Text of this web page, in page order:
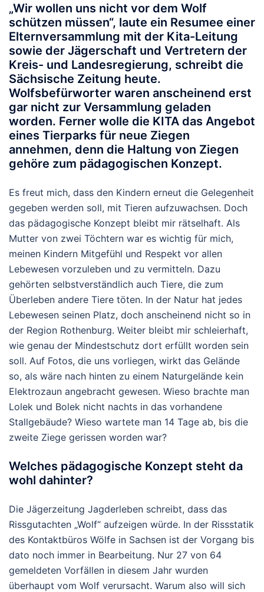
„Wir wollen uns nicht vor dem Wolf
schützen müssen“, laute ein Resumee einer
Elternversammlung mit der Kita-Leitung
sowie der Jägerschaft und Vertretern der
Kreis- und Landesregierung, schreibt die
Sächsische Zeitung heute.
Wolfsbefürworter waren anscheinend erst
gar nicht zur Versammlung geladen
worden. Ferner wolle die KITA das Angebot
eines Tierparks für neue Ziegen
annehmen, denn die Haltung von Ziegen
gehöre zum pädagogischen Konzept.
Es freut mich, dass den Kindern erneut die Gelegenheit
gegeben werden soll, mit Tieren aufzuwachsen. Doch
das pädagogische Konzept bleibt mir rätselhaft. Als
Mutter von zwei Töchtern war es wichtig für mich,
meinen Kindern Mitgefühl und Respekt vor allen
Lebewesen vorzuleben und zu vermitteln. Dazu
gehörten selbstverständlich auch Tiere, die zum
Überleben andere Tiere töten. In der Natur hat jedes
Lebewesen seinen Platz, doch anscheinend nicht so in
der Region Rothenburg. Weiter bleibt mir schleierhaft,
wie genau der Mindestschutz dort erfüllt worden sein
soll. Auf Fotos, die uns vorliegen, wirkt das Gelände
so, als wäre nach hinten zu einem Naturgelände kein
Elektrozaun angebracht gewesen. Wieso brachte man
Lolek und Bolek nicht nachts in das vorhandene
Stallgebäude? Wieso wartete man 14 Tage ab, bis die
zweite Ziege gerissen worden war?
Welches pädagogische Konzept steht da
wohl dahinter?
Die Jägerzeitung Jagderleben schreibt, dass das
Rissgutachten „Wolf“ aufzeigen würde. In der Rissstatik
des Kontaktbüros Wölfe in Sachsen ist der Vorgang bis
dato noch immer in Bearbeitung. Nur 27 von 64
gemeldeten Vorfällen in diesem Jahr wurden
überhaupt vom Wolf verursacht. Warum also will sich